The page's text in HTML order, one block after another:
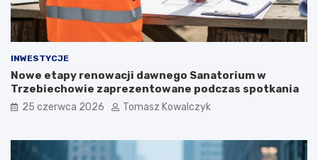
INWESTYCJE
Nowe etapy renowacji dawnego Sanatorium w
Trzebiechowie zaprezentowane podczas spotkania
25 czerwca 2026 Tomasz Kowalczyk